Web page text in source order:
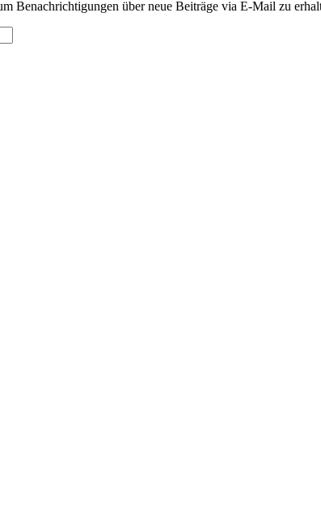
Benachrichtigungen über neue Beiträge via E-Mail zu